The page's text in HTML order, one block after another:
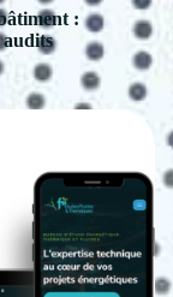
:
audits